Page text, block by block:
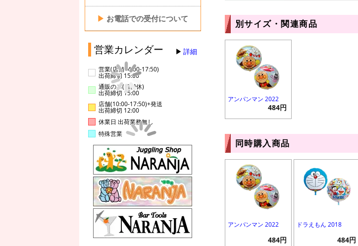
▶ お電話での受付について
営業カレンダー 詳細
営業(店舗14:00-17:50)
出荷締切 15:00
通販のみ(店舗休)
出荷締切 15:00
店舗(10:00-17:50)+発送
出荷締切 12:00
休業日 出荷業務無し
特殊営業
別サイズ・関連商品
アンパンマン 2022
484円
同時購入商品
アンパンマン 2022
484円
ドラえもん 2018
484円